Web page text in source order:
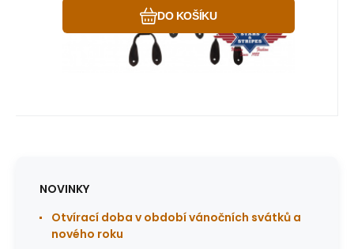
DO KOŠÍKU
NOVINKY
Otvírací doba v období vánočních svátků a
nového roku